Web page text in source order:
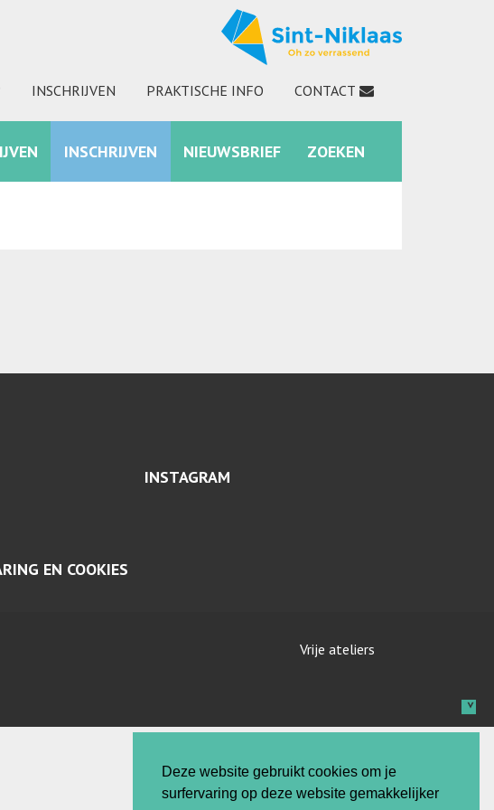
Deze website gebruikt cookies om je
surfervaring op deze website gemakkelijker
INSCHRIJVEN PRAKTISCHE INFO CONTACT
FACEBOOK INSTAGRAM ZOEKEN
INSCHRIJVEN NIEUWSBRIEF ZOEKEN
INSTAGRAM
EN COOKIES
Vrije ateliers